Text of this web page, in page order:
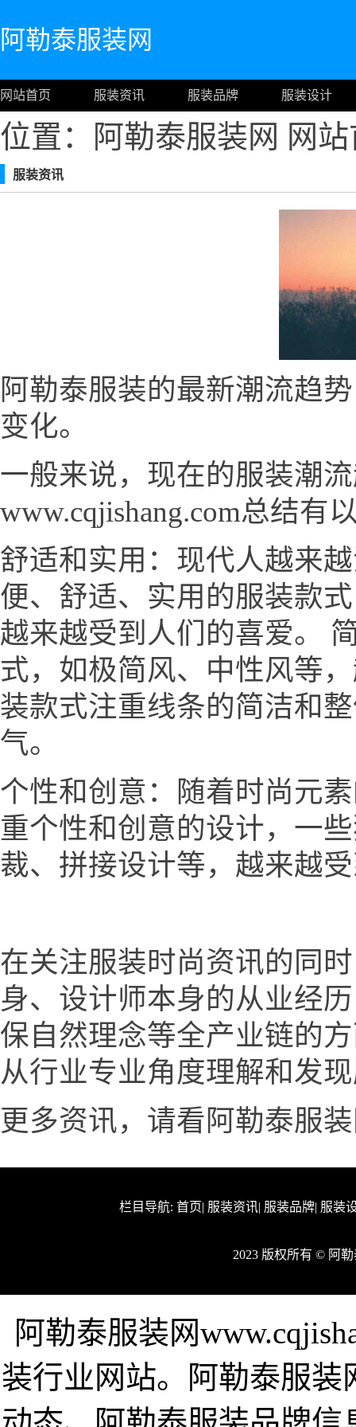
阿勒泰服装网
网站首页 服装资讯 服装品牌 服装设计
位置：阿勒泰服装网 网
服装资讯
阿勒泰服装的最新潮流趋
变化。
一般来说，现在的服装潮
www.cqjishang.com总结有
舒适和实用：现代人越来
便、舒适、实用的服装款
越来越受到人们的喜爱。
式，如极简风、中性风等
装款式注重线条的简洁和
气。
个性和创意：随着时尚元
重个性和创意的设计，一
裁、拼接设计等，越来越
在关注服装时尚资讯的同
身、设计师本身的从业经
保自然理念等全产业链的
从行业专业角度理解和发
更多资讯，请看阿勒泰服
栏目导航: 首页| 服装资讯| 服装品牌| 服装
2023 版权所有 © 阿
阿勒泰服装网
装行业网站。阿勒泰服